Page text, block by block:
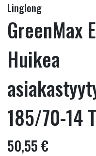
Linglong
GreenMax
Huikea
185/70-14 T
50,55 €